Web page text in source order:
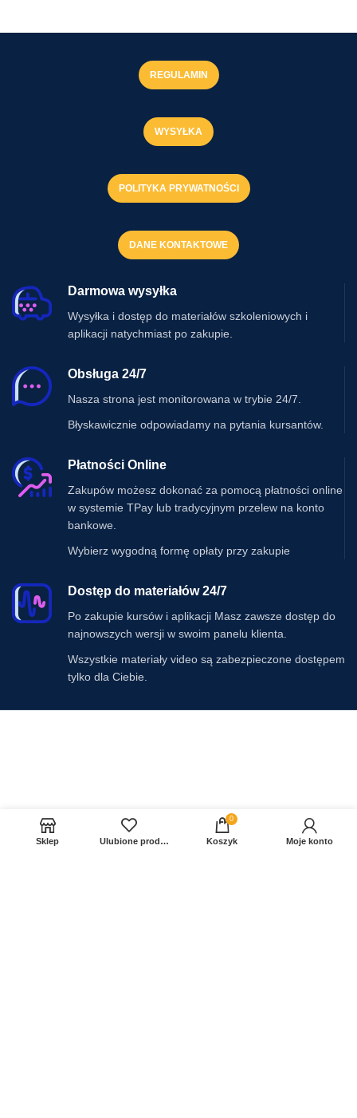
REGULAMIN
WYSYŁKA
POLITYKA PRYWATNOŚCI
DANE KONTAKTOWE
Darmowa wysyłka
Wysyłka i dostęp do materiałów szkoleniowych i
aplikacji natychmiast po zakupie.
Obsługa 24/7
Nasza strona jest monitorowana w trybie 24/7.
Błyskawicznie odpowiadamy na pytania kursantów.
Płatności Online
Zakupów możesz dokonać za pomocą płatności online
w systemie TPay lub tradycyjnym przelew na konto
bankowe.
Wybierz wygodną formę opłaty przy zakupie
Dostęp do materiałów 24/7
Po zakupie kursów i aplikacji Masz zawsze dostęp do
najnowszych wersji w swoim panelu klienta.
Wszystkie materiały video są zabezpieczone dostępem
tylko dla Ciebie.
Sklep Ulubione produkty
0
Koszyk Moje konto